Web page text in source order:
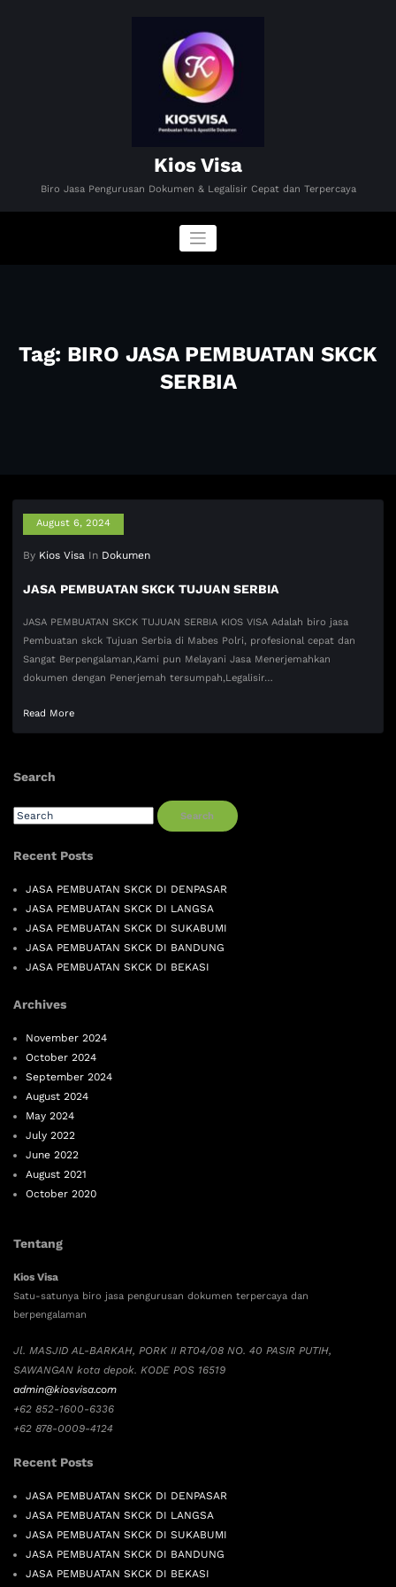
Kios Visa
Biro Jasa Pengurusan Dokumen & Legalisir Cepat dan Terpercaya
Tag: BIRO JASA PEMBUATAN SKCK
SERBIA
August 6, 2024
By Kios Visa In Dokumen
JASA PEMBUATAN SKCK TUJUAN SERBIA
JASA PEMBUATAN SKCK TUJUAN SERBIA KIOS VISA Adalah biro jasa
Pembuatan skck Tujuan Serbia di Mabes Polri, profesional cepat dan
Sangat Berpengalaman,Kami pun Melayani Jasa Menerjemahkan
dokumen dengan Penerjemah tersumpah,Legalisir…
Read More
Search
Search
Recent Posts
JASA PEMBUATAN SKCK DI DENPASAR
JASA PEMBUATAN SKCK DI LANGSA
JASA PEMBUATAN SKCK DI SUKABUMI
JASA PEMBUATAN SKCK DI BANDUNG
JASA PEMBUATAN SKCK DI BEKASI
Archives
November 2024
October 2024
September 2024
August 2024
May 2024
July 2022
June 2022
August 2021
October 2020
Tentang
Kios Visa
Satu-satunya biro jasa pengurusan dokumen terpercaya dan
berpengalaman
Jl. MASJID AL-BARKAH, PORK II RT04/08 NO. 40 PASIR PUTIH,
SAWANGAN kota depok. KODE POS 16519
admin@kiosvisa.com
+62 852-1600-6336
+62 878-0009-4124
Recent Posts
JASA PEMBUATAN SKCK DI DENPASAR
JASA PEMBUATAN SKCK DI LANGSA
JASA PEMBUATAN SKCK DI SUKABUMI
JASA PEMBUATAN SKCK DI BANDUNG
JASA PEMBUATAN SKCK DI BEKASI